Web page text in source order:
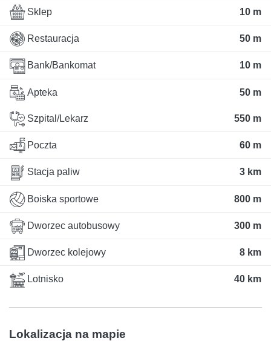
Sklep 10 m
Restauracja 50 m
Bank/Bankomat 10 m
Apteka 50 m
Szpital/Lekarz 550 m
Poczta 60 m
Stacja paliw 3 km
Boiska sportowe 800 m
Dworzec autobusowy 300 m
Dworzec kolejowy 8 km
Lotnisko 40 km
Lokalizacja na mapie